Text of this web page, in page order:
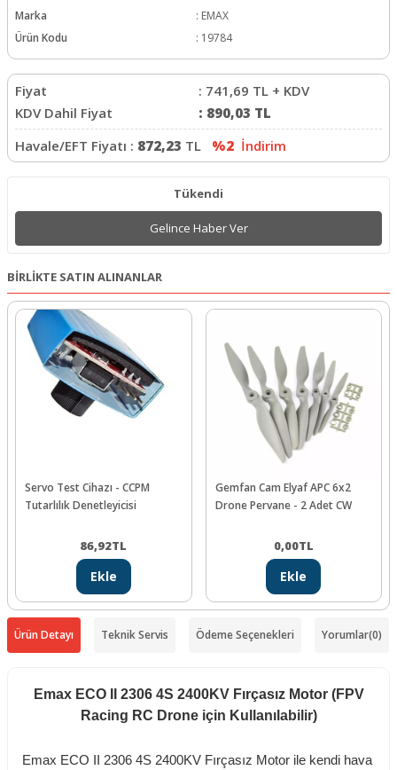
Marka : EMAX
Ürün Kodu
: 19784
Fiyat : 741,69 TL + KDV
KDV Dahil Fiyat
: 890,03 TL
Havale/EFT Fiyatı : 872,23 TL %2 İndirim
Tükendi
Gelince Haber Ver
BİRLİKTE SATIN ALINANLAR
Servo Test Cihazı - CCPM
Tutarlılık Denetleyicisi
86,92TL
Ekle
Gemfan Cam Elyaf APC 6x2
Drone Pervane - 2 Adet CW
0,00TL
Ekle
Ürün Detayı Teknik Servis Ödeme Seçenekleri Yorumlar(0)
Emax ECO II 2306 4S 2400KV Fırçasız Motor (FPV
Racing RC Drone için Kullanılabilir)
Emax ECO II 2306 4S 2400KV Fırçasız Motor ile kendi hava